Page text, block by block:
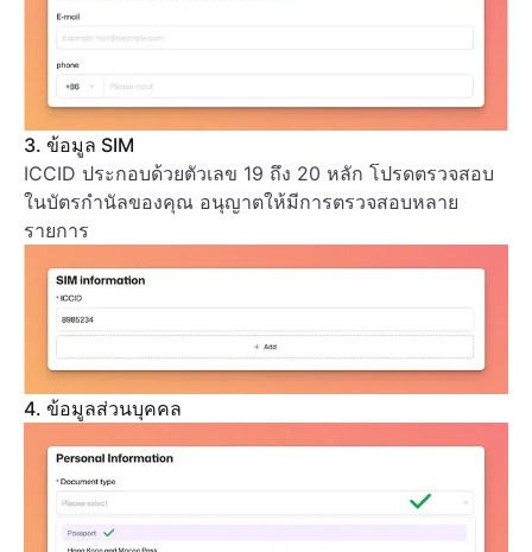
3. ข้อมูล SIM
ICCID ประกอบด้วยตัวเลข 19 ถึง 20 หลัก โปรดตรวจสอบ
ในบัตรกำนัลของคุณ อนุญาตให้มีการตรวจสอบหลาย
รายการ
4. ข้อมูลส่วนบุคคล